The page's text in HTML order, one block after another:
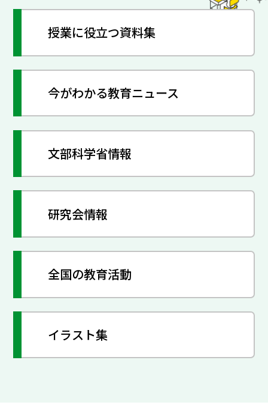
授業に役立つ資料集
今がわかる教育ニュース
文部科学省情報
研究会情報
全国の教育活動
イラスト集